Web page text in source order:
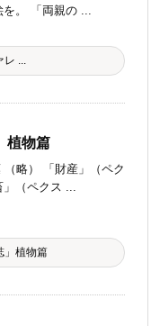
。 「両親の ...
...
植物篇
略） 「財産」（ペク
（ペクス ...
植物篇